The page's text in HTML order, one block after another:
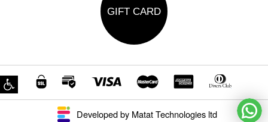
GIFT CARD
Developed by Matat Technologies ltd